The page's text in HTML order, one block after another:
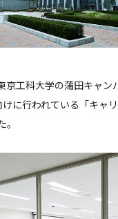
京工科大学の蒲田キャン
けに行われている「キャ